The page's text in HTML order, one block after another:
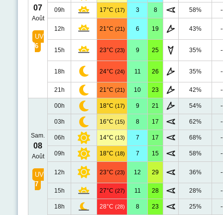
07
Août
UV
6
09h 17°C (17) 3 8 58%
12h 21°C (21) 6 19 43%
15h 23°C (23) 9 25 35%
18h 24°C (24) 11 26 35%
21h 21°C (21) 10 23 42%
Sam.
08
Août
UV
7
00h 18°C (17) 9 21 54%
03h 16°C (15) 8 17 62%
06h 14°C (13) 7 17 68%
09h 18°C (18) 7 15 58%
12h 23°C (23) 12 29 36%
15h 27°C (27) 11 28 28%
18h 28°C (28) 8 23 25%